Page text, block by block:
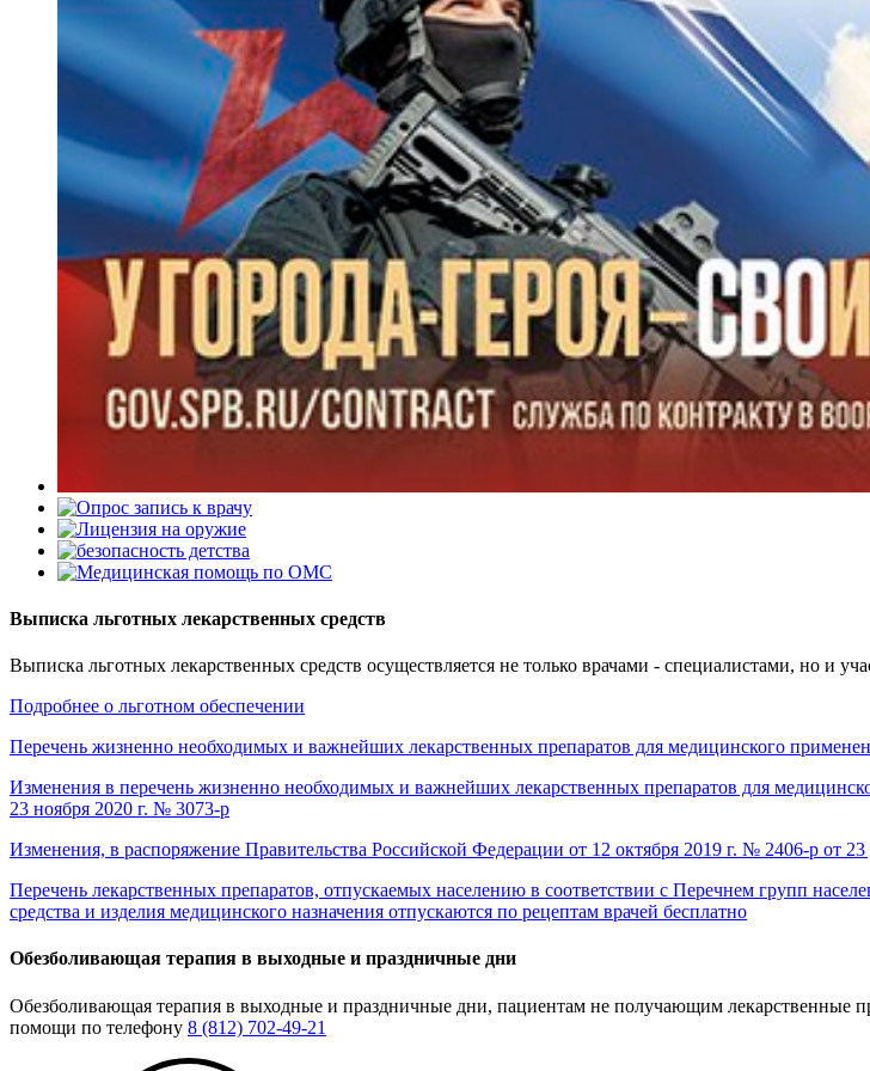
Выписка льготных лекарственных средств
Выписка льготных лекарственных средств осуществляется не только врачами - специалистами, но и
Подробнее о льготном обеспечении
Перечень жизненно необходимых и важнейших лекарственных препаратов для медицинского
Изменения в перечень жизненно необходимых и важнейших лекарственных препаратов для
23 ноября 2020 г. № 3073-р
Изменения, в распоряжение Правительства Российской Федерации от 12 октября 2019 г. № 2406-р от
Перечень лекарственных препаратов, отпускаемых населению в соответствии с Перечнем групп
средства и изделия медицинского назначения отпускаются по рецептам врачей бесплатно
Обезболивающая терапия в выходные и праздничные дни
Обезболивающая терапия в выходные и праздничные дни, пациентам не получающим лекарственные
помощи по телефону 8 (812) 702-49-21